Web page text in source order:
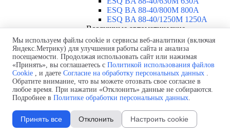
ESQ BA 88-40/800M 800A
ESQ BA 88-40/1250М 1250A
Воздушные автоматические
выключатели
▼
ESQ ВА99-40B 3F M2C2S2 M
2500A
ESQ ВА99-40A 3F M2C2S2 М
800A
ESQ ВА99-40A 3F M2C2S2 М
630A
ESQ ВА99-40A 3F M2C2S2 М
2000A
ESQ ВА99-40A 3F M2C2S2 М
Мы используем файлы cookie и сервисы веб-аналитики (включая
Яндекс.Метрику) для улучшения работы сайта и анализа
посещаемости. Продолжая использовать сайт или нажимая
«Принять», вы соглашаетесь с Политикой использования файлов
Cookie , и даете Согласие на обработку персональных данных .
Обратите внимание, что вы можете отозвать свое согласие в
любое время. При нажатии «Отклонить» данные не собираются.
Подробнее в Политике обработки персональных данных.
Принять все Отклонить Настроить cookie